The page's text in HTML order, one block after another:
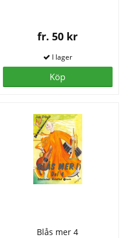
fr. 50 kr
Köp
Blås mer 4